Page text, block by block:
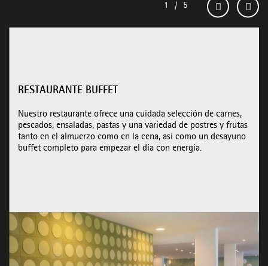
RESTAURANTE BUFFET
Nuestro restaurante ofrece una cuidada selección de carnes,
pescados, ensaladas, pastas y una variedad de postres y frutas
tanto en el almuerzo como en la cena, así como un desayuno
buffet completo para empezar el día con energía.